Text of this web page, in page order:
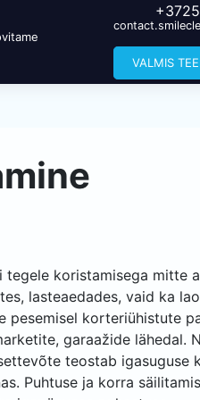
VALMIS
tegele koristamisega mitte
lasteaedades, vaid ka
pesemisel korteriühistute
garaažide lähedal.
teostab igasuguse
Puhtuse ja korra